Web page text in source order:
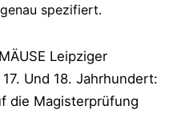
spezifiert.
Leipziger
Und 18. Jahrhundert:
die Magisterprüfung